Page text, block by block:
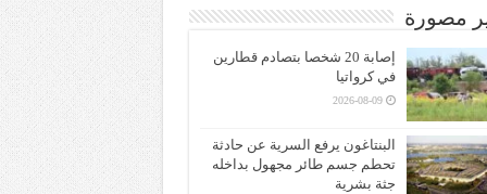
مصورة
إصابة 20 شخصا بتصادم قطارين
في كرواتيا
2026-08-09
البنتاغون يرفع السرية عن حادثة
تحطم جسم طائر مجهول بداخله
جثة بشرية